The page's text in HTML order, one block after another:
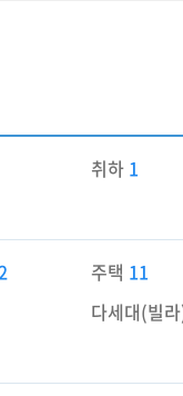
취하 1
주택 11
다세대(빌